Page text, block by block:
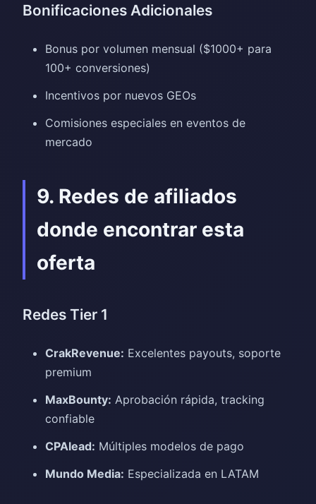
Bonificaciones Adicionales
Bonus por volumen mensual ($1000+ para
100+ conversiones)
Incentivos por nuevos GEOs
Comisiones especiales en eventos de
mercado
9. Redes de afiliados
donde encontrar esta
oferta
Redes Tier 1
CrakRevenue: Excelentes payouts, soporte
premium
MaxBounty: Aprobación rápida, tracking
confiable
CPAlead: Múltiples modelos de pago
Mundo Media: Especializada en LATAM